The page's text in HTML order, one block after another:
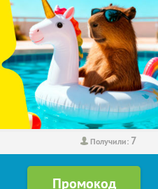
Получили: 7